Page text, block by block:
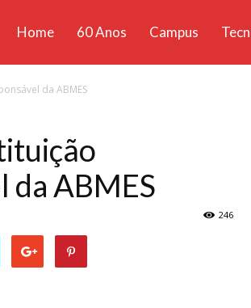
Home 60 Anos Campus
da ABMES
da ABMES
246